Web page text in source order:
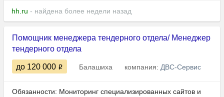
hh.ru - найдена более недели назад
Помощник менеджера тендерного отдела/ Менеджер
тендерного отдела
до 120 000 Балашиха компания: ДВС-Сервис
Обязанности: Мониторинг специализированных сайтов и